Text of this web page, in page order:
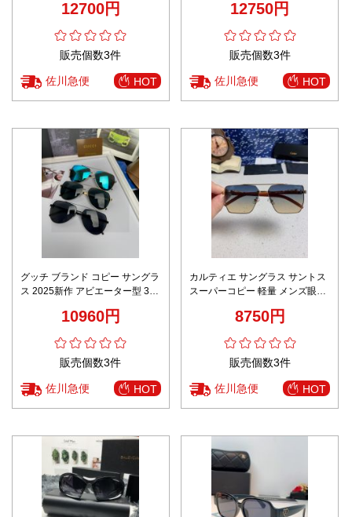
サイト 追跡可能12700円
販売個数3件
佐川急便 HOT
技術再現 安心サイト 数量限定入
12750円
販売個数3件
佐川急便 HOT
グッチ ブランド コピー サングラ
ス 2025新作 アビエーター型 3カ
10960円
販売個数3件
佐川急便 HOT
カルティエ サングラス サントス
スーパーコピー 軽量 メンズ眼鏡
8750円
販売個数3件
佐川急便 HOT